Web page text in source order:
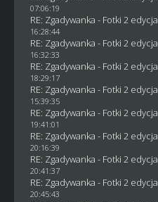
07:06:19
RE: Zgadywanka - Fotki 2 edycja
16:28:44
RE: Zgadywanka - Fotki 2 edycja
16:32:33
RE: Zgadywanka - Fotki 2 edycja
18:29:17
RE: Zgadywanka - Fotki 2 edycja
15:39:35
RE: Zgadywanka - Fotki 2 edycja
19:41:01
RE: Zgadywanka - Fotki 2 edycja
20:16:39
RE: Zgadywanka - Fotki 2 edycja
20:41:37
RE: Zgadywanka - Fotki 2 edycja
20:45:43